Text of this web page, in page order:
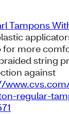
Tampons
for more
string
against
regular-